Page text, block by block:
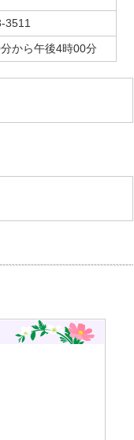
3511
から午後4時00分